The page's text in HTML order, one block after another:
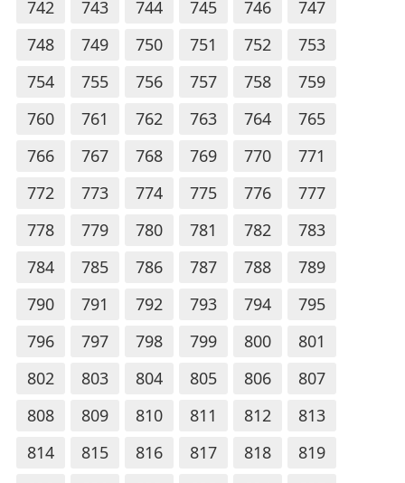
742
743 744 745 746
747
748
749 750 751 752
753
754
755 756 757 758
759
760
761 762 763 764
765
766
767 768 769 770
771
772
773 774 775 776
777
778
779 780 781 782
783
784
785 786 787 788
789
790
791 792 793 794
795
796
797 798 799 800
801
802
803 804 805 806
807
808
809 810 811 812
813
814
815 816 817 818
819